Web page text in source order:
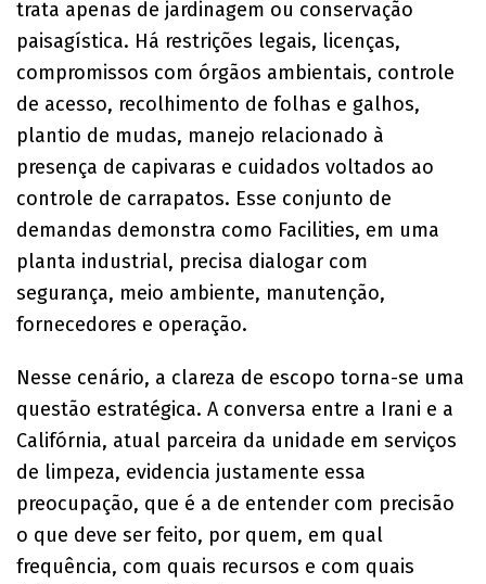
trata apenas de jardinagem ou conservação
paisagística. Há restrições legais, licenças,
compromissos com órgãos ambientais, controle
de acesso, recolhimento de folhas e galhos,
plantio de mudas, manejo relacionado à
presença de capivaras e cuidados voltados ao
controle de carrapatos. Esse conjunto de
demandas demonstra como Facilities, em uma
planta industrial, precisa dialogar com
segurança, meio ambiente, manutenção,
fornecedores e operação.
Nesse cenário, a clareza de escopo torna-se uma
questão estratégica. A conversa entre a Irani e a
Califórnia, atual parceira da unidade em serviços
de limpeza, evidencia justamente essa
preocupação, que é a de entender com precisão
o que deve ser feito, por quem, em qual
frequência, com quais recursos e com quais